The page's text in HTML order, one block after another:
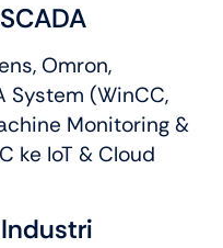
Omron,
System (WinCC,
Monitoring &
ke IoT & Cloud